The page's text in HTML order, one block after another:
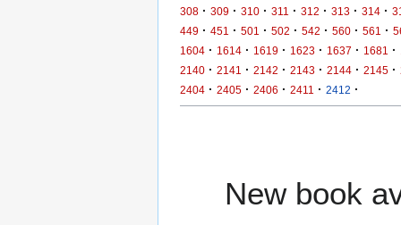
308 · 309 · 310 · 311 · 312 · 313 · 314 ·
449 · 451 · 501 · 502 · 542 · 560 · 561 ·
1604 · 1614 · 1619 · 1623 · 1637 · 1681 ·
2140 · 2141 · 2142 · 2143 · 2144 · 2145 ·
2404 · 2405 · 2406 · 2411 · 2412 ·
New book